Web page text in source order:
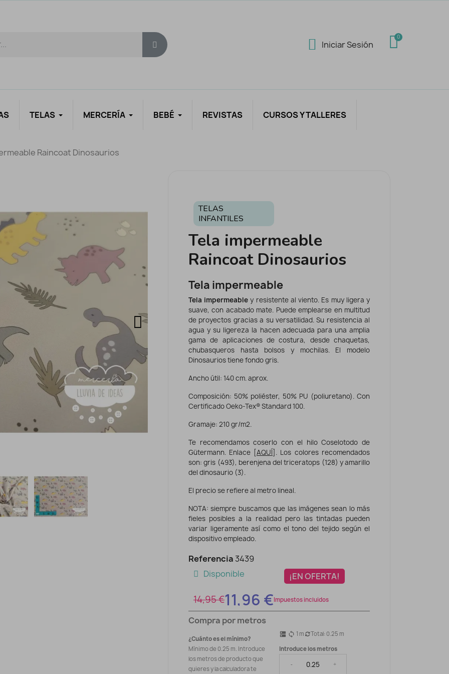
Iniciar Sesión
TELAS MERCERÍA BEBÉ REVISTAS CURSOS Y TALLERES
Raincoat Dinosaurios
TELAS
INFANTILES
Tela impermeable
Raincoat Dinosaurios
Tela impermeable
Tela impermeable y resistente al viento. Es muy ligera y
suave, con acabado mate. Puede emplearse en multitud
de proyectos gracias a su versatilidad. Su resistencia al
agua y su ligereza la hacen adecuada para una amplia
gama de aplicaciones de costura, desde chaquetas,
chubasqueros hasta bolsos y mochilas. El modelo
Dinosaurios tiene fondo gris.
Ancho útil: 140 cm. aprox.
Composición: 50% poliéster, 50% PU (poliuretano). Con
Certificado Oeko-Tex® Standard 100.
Gramaje: 210 gr/m2.
Te recomendamos coserlo con el hilo Coselotodo de
Gütermann. Enlace [AQUÍ]. Los colores recomendados
son: gris (493), berenjena del triceratops (128) y amarillo
del dinosaurio (3).
El precio se refiere al metro lineal.
NOTA: siempre buscamos que las imágenes sean lo más
fieles posibles a la realidad pero las tintadas pueden
variar ligeramente así como el tono del tejido según el
dispositivo empleado.
Referencia 3439
Disponible
¡EN OFERTA!
14,95 €11,96 €Impuestos incluidos
Compra por metros
¿Cuánto es el mínimo?
Mínimo de 0.25 m. Introduce
los metros de producto que
quieres y la calculadora te
dns sync 1 m Total: 0.25 m
Introduce los metros
- +